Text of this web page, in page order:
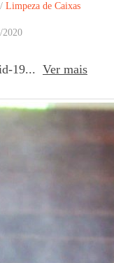
/ Limpeza de Caixas
2020
19... Ver mais